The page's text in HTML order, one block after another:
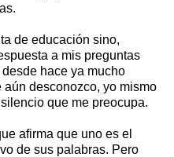
de educación sino,
a mis preguntas
hace ya mucho
desconozco, yo mismo
que me preocupa.
afirma que uno es el
de sus palabras. Pero